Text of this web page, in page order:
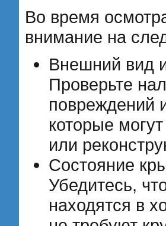
Во время
внимание на
Внешний вид
Проверьте
повреждений
которые
или
Состояние
Убедитесь,
находятся в